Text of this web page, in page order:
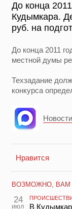
До конца
Кудымкара.
руб. на
До конца 2011
местной думы
Техзадание
конкурса
Нравится
ВОЗМОЖНО, ВАМ
24
июл
В